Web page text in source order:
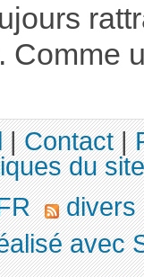
Comme
|Contact|
du site
divers
avec